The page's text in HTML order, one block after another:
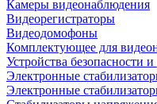
Камеры видеонаблюдения
Видеорегистраторы
Видеодомофоны
Комплектующее для
Устройства безопасности
Электронные
Электронные